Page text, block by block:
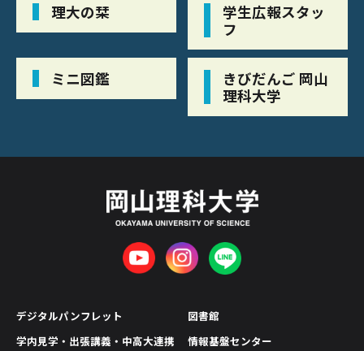
理大の栞
学生広報スタッ
フ
ミニ図鑑
きびだんご 岡山
理科大学
デジタルパンフレット
学内見学・出張講義・中高大連携
図書館
情報基盤センター